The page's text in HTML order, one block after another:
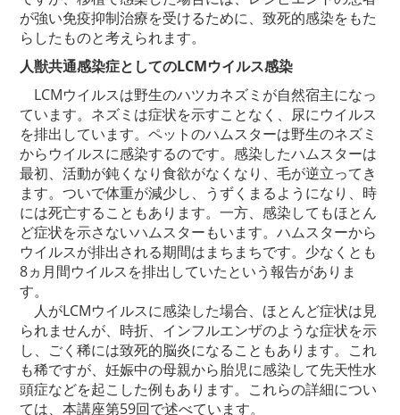
が強い免疫抑制治療を受けるために、致死的感染をもた
らしたものと考えられます。
人獣共通感染症としてのLCMウイルス感染
LCMウイルスは野生のハツカネズミが自然宿主になっ
ています。ネズミは症状を示すことなく、尿にウイルス
を排出しています。ペットのハムスターは野生のネズミ
からウイルスに感染するのです。感染したハムスターは
最初、活動が鈍くなり食欲がなくなり、毛が逆立ってき
ます。ついで体重が減少し、うずくまるようになり、時
には死亡することもあります。一方、感染してもほとん
ど症状を示さないハムスターもいます。ハムスターから
ウイルスが排出される期間はまちまちです。少なくとも
8ヵ月間ウイルスを排出していたという報告がありま
す。
人がLCMウイルスに感染した場合、ほとんど症状は見
られませんが、時折、インフルエンザのような症状を示
し、ごく稀には致死的脳炎になることもあります。これ
も稀ですが、妊娠中の母親から胎児に感染して先天性水
頭症などを起こした例もあります。これらの詳細につい
ては、本講座第59回で述べています。